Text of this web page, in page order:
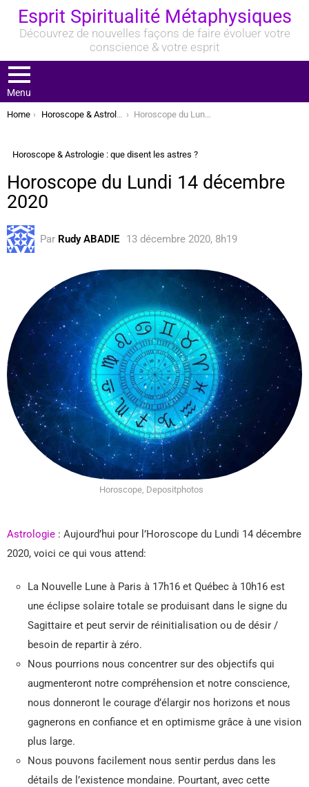
Esprit Spiritualité Métaphysiques
Découvrez de nouvelles façons de faire évoluer votre
conscience & votre esprit
Menu
You are here:
Home Horoscope & Astrologie : que disent les astres ? Horoscope du Lundi 14 décembre 2020
Horoscope & Astrologie : que disent les astres ?
Horoscope du Lundi 14 décembre
2020
Par Rudy ABADIE 13 décembre 2020, 8h19
Horoscope, Depositphotos
Astrologie : Aujourd’hui pour l’Horoscope du Lundi 14 décembre
2020, voici ce qui vous attend:
La Nouvelle Lune à Paris à 17h16 et Québec à 10h16 est
une éclipse solaire totale se produisant dans le signe du
Sagittaire et peut servir de réinitialisation ou de désir /
besoin de repartir à zéro.
Nous pourrions nous concentrer sur des objectifs qui
augmenteront notre compréhension et notre conscience,
nous donneront le courage d’élargir nos horizons et nous
gagnerons en confiance et en optimisme grâce à une vision
plus large.
Nous pouvons facilement nous sentir perdus dans les
détails de l’existence mondaine. Pourtant, avec cette